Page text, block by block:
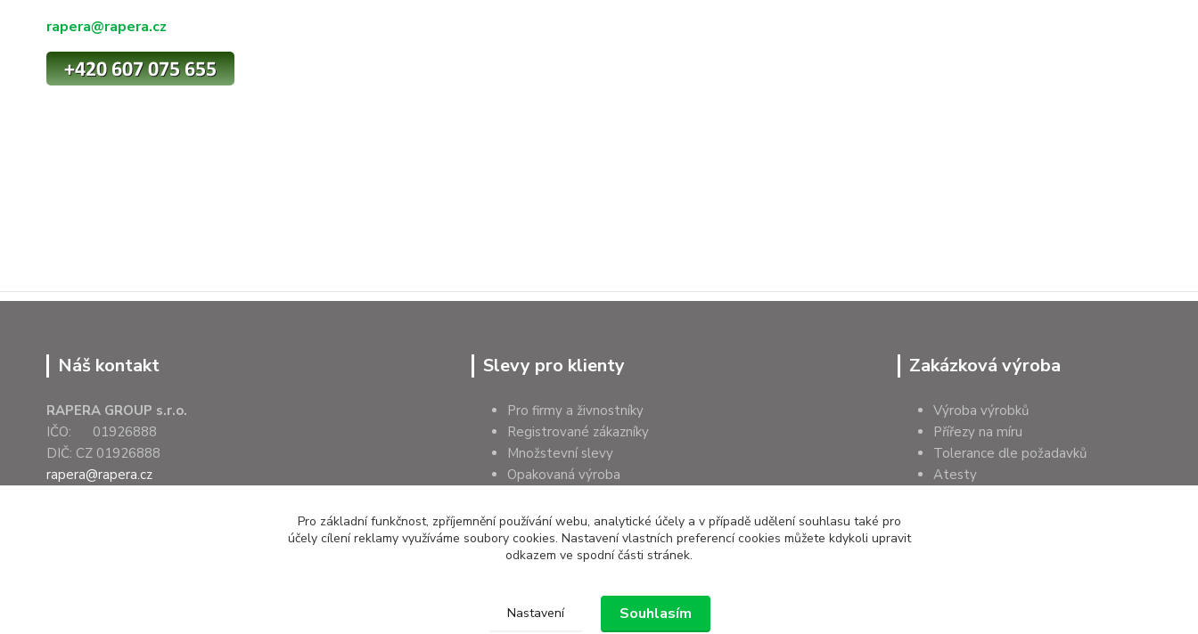
rapera@rapera.cz
Náš kontakt
RAPERA GROUP s.r.o.
IČO: 01926888
DIČ: CZ 01926888
rapera@rapera.cz
Slevy pro klienty
Pro firmy a živnostníky
Registrované zákazníky
Množstevní slevy
Opakovaná výroba
Zakázková výroba
Výroba výrobků
Přířezy na míru
Tolerance dle požadavků
Atesty
Pro základní funkčnost, zpříjemnění používání webu, analytické účely a v případě udělení souhlasu také pro
účely cílení reklamy využíváme soubory cookies. Nastavení vlastních preferencí cookies můžete kdykoli upravit
odkazem ve spodní části stránek.
Nastavení Souhlasím